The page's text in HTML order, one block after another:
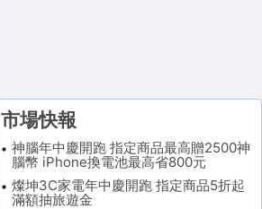
市場快報
神腦年中慶開跑 指定商品最高贈2500神
腦幣 iPhone換電池最高省800元
燦坤3C家電年中慶開跑 指定商品5折起
滿額抽旅遊金